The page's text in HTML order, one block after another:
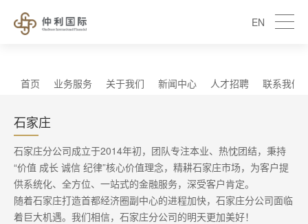
EN
首页 业务服务 关于我们 新闻中心 人才招聘 联系我们
石家庄
石家庄分公司成立于2014年初，团队专注本业、热忱团结，秉持
“价值 成长 诚信 纪律”核心价值理念，精耕石家庄市场，为客户提
供系统化、全方位、一站式的金融服务，深受客户肯定。
随着石家庄打造首都经济圈副中心的进程加快，石家庄分公司面临
着巨大机遇。我们相信，石家庄分公司的明天更加美好！